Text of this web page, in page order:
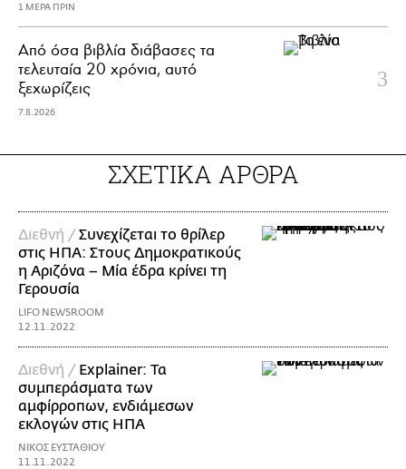
1 ΜΕΡΑ ΠΡΙΝ
Από όσα βιβλία διάβασες τα
τελευταία 20 χρόνια, αυτό
ξεχωρίζεις
7.8.2026
ΣΧΕΤΙΚΑ ΑΡΘΡΑ
Διεθνή /Συνεχίζεται το θρίλερ
στις ΗΠΑ: Στους Δημοκρατικούς
η Αριζόνα – Μία έδρα κρίνει τη
Γερουσία
LIFO NEWSROOM
12.11.2022
Διεθνή / Explainer: Τα
συμπεράσματα των
αμφίρροπων, ενδιάμεσων
εκλογών στις ΗΠΑ
ΝΙΚΟΣ ΕΥΣΤΑΘΙΟΥ
11.11.2022